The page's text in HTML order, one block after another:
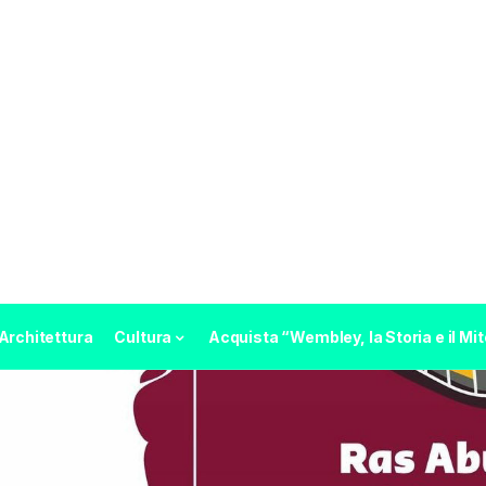
Cultura Acquista “Wembley, la Storia e il